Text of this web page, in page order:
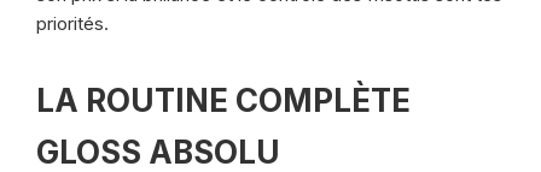
priorités.
LA ROUTINE COMPLÈTE
GLOSS ABSOLU